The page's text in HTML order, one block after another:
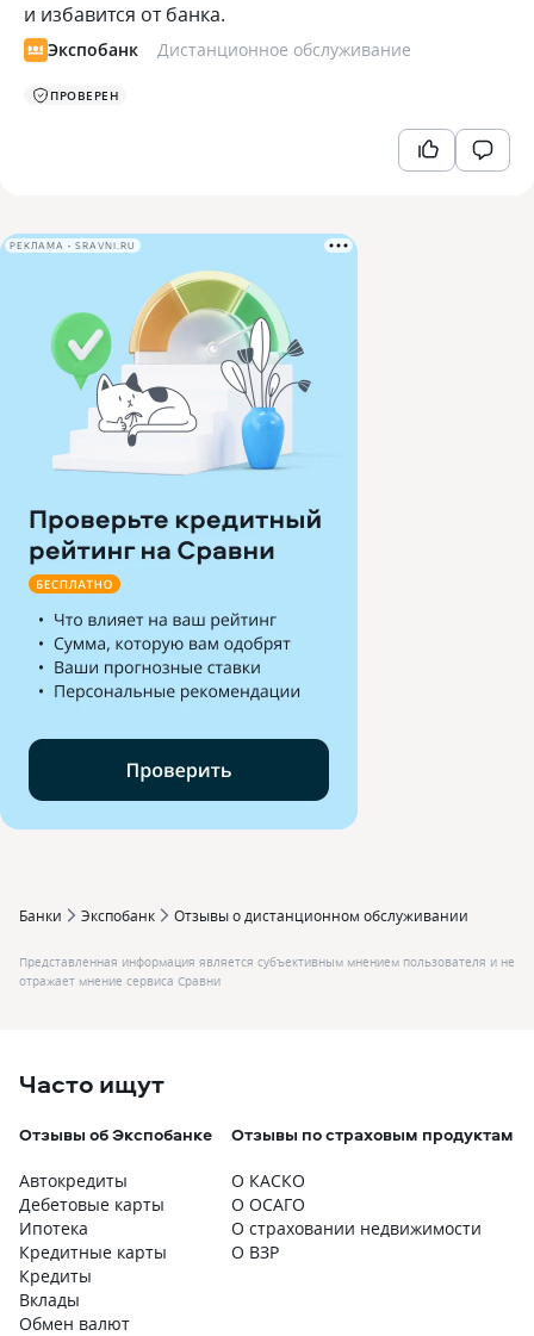
и избавится от банка.
Экспобанк Дистанционное обслуживание
ПРОВЕРЕН
РЕКЛАМА • SRAVNI.RU
Банки Экспобанк Отзывы о дистанционном обслуживании
Представленная информация является субъективным мнением пользователя и не
отражает мнение сервиса Сравни
Часто ищут
Отзывы об Экспобанке
Автокредиты
Дебетовые карты
Ипотека
Кредитные карты
Кредиты
Вклады
Обмен валют
Отзывы по страховым продуктам
О КАСКО
О ОСАГО
О страховании недвижимости
О ВЗР